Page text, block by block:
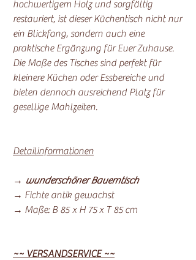
hochwertigem Holz und sorgfältig
restauriert, ist dieser Küchentisch nicht nur
ein Blickfang, sondern auch eine
praktische Ergänzung für Euer Zuhause.
Die Maße des Tisches sind perfekt für
kleinere Küchen oder Essbereiche und
bieten dennoch ausreichend Platz für
gesellige Mahlzeiten.
Detailinformationen
→ wunderschöner Bauerntisch
→ Fichte antik gewachst
→ Maße: B 85 x H 75 x T 85 cm
~~ VERSANDSERVICE ~~